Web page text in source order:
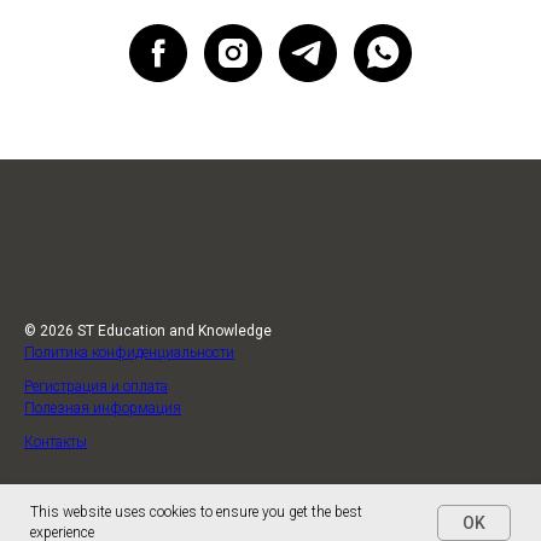
© 2026 ST Education and Knowledge
Политика конфиденциальности
Регистрация и оплата
Полезная информация
Контакты
This website uses cookies to ensure you get the best
experience
OK